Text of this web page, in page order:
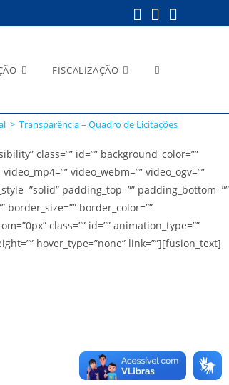
FISCALIZAÇÃO Alternar
> Transparência – Quadro de Licitações
class=”” id=”” background_color=””
video_webm=”” video_ogv=””
padding_top=”” padding_bottom=””
border_color=””
class=”” id=”” animation_type=””
hover_type=”none” link=””][fusion_text]